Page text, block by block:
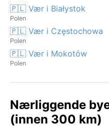
🇵🇱 Vær i Białystok
Polen
🇵🇱 Vær i Częstochowa
Polen
🇵🇱 Vær i Mokotów
Polen
Nærliggende
(innen 300 km)